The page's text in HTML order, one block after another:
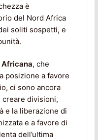
è
del Nord Africa
soliti sospetti, e
Africana, che
posizione a favore
ci sono ancora
creare divisioni,
e la liberazione di
e a favore di
dell’ultima